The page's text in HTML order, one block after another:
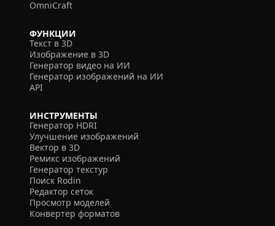
OmniCraft
ФУНКЦИИ
Текст в 3D
Изображение в 3D
Генератор видео на ИИ
Генератор изображений на ИИ
API
ИНСТРУМЕНТЫ
Генератор HDRI
Улучшение изображений
Вектор в 3D
Ремикс изображений
Генератор текстур
Поиск Rodin
Редактор сеток
Просмотр моделей
Конвертер форматов